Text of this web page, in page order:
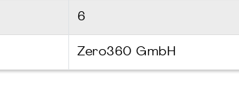
6
Zero360 GmbH